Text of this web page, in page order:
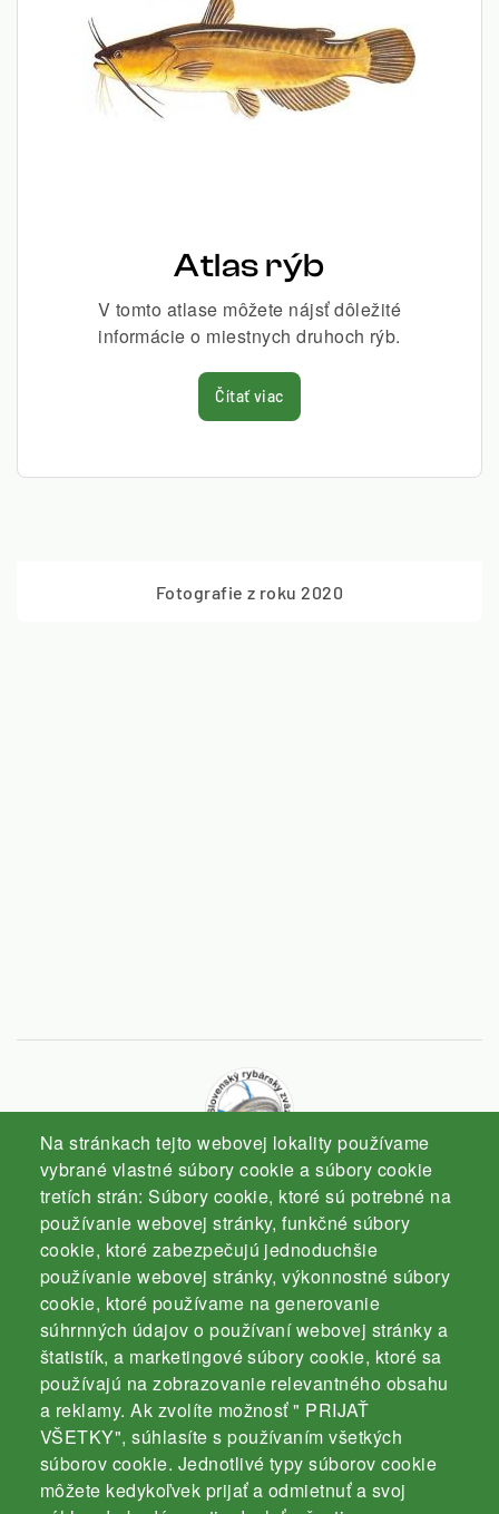
Atlas rýb
V tomto atlase môžete nájsť dôležité
informácie o miestnych druhoch rýb.
Čítať viac
Na stránkach tejto webovej lokality používame
vybrané vlastné súbory cookie a súbory cookie
tretích strán: Súbory cookie, ktoré sú potrebné na
používanie webovej stránky, funkčné súbory
cookie, ktoré zabezpečujú jednoduchšie
používanie webovej stránky, výkonnostné súbory
cookie, ktoré používame na generovanie
súhrnných údajov o používaní webovej stránky a
štatistík, a marketingové súbory cookie, ktoré sa
používajú na zobrazovanie relevantného obsahu
a reklamy. Ak zvolíte možnosť " PRIJAŤ
VŠETKY", súhlasíte s používaním všetkých
súborov cookie. Jednotlivé typy súborov cookie
môžete kedykoľvek prijať a odmietnuť a svoj
Kontakt
Záhradnícka 3000/4
94501 Komárno
mobil: 035 / 770 19 43
Slovenský rybársky zväz
Komárno